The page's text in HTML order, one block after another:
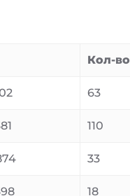
Кол-во
63
110
33
18